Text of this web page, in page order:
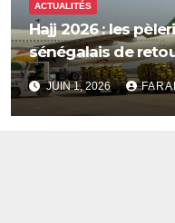
ACTUALITÉS
Hajj 2026 : les
sénégalais de
Mecque saluent les
innovations d’Air
JUIN 1, 2026